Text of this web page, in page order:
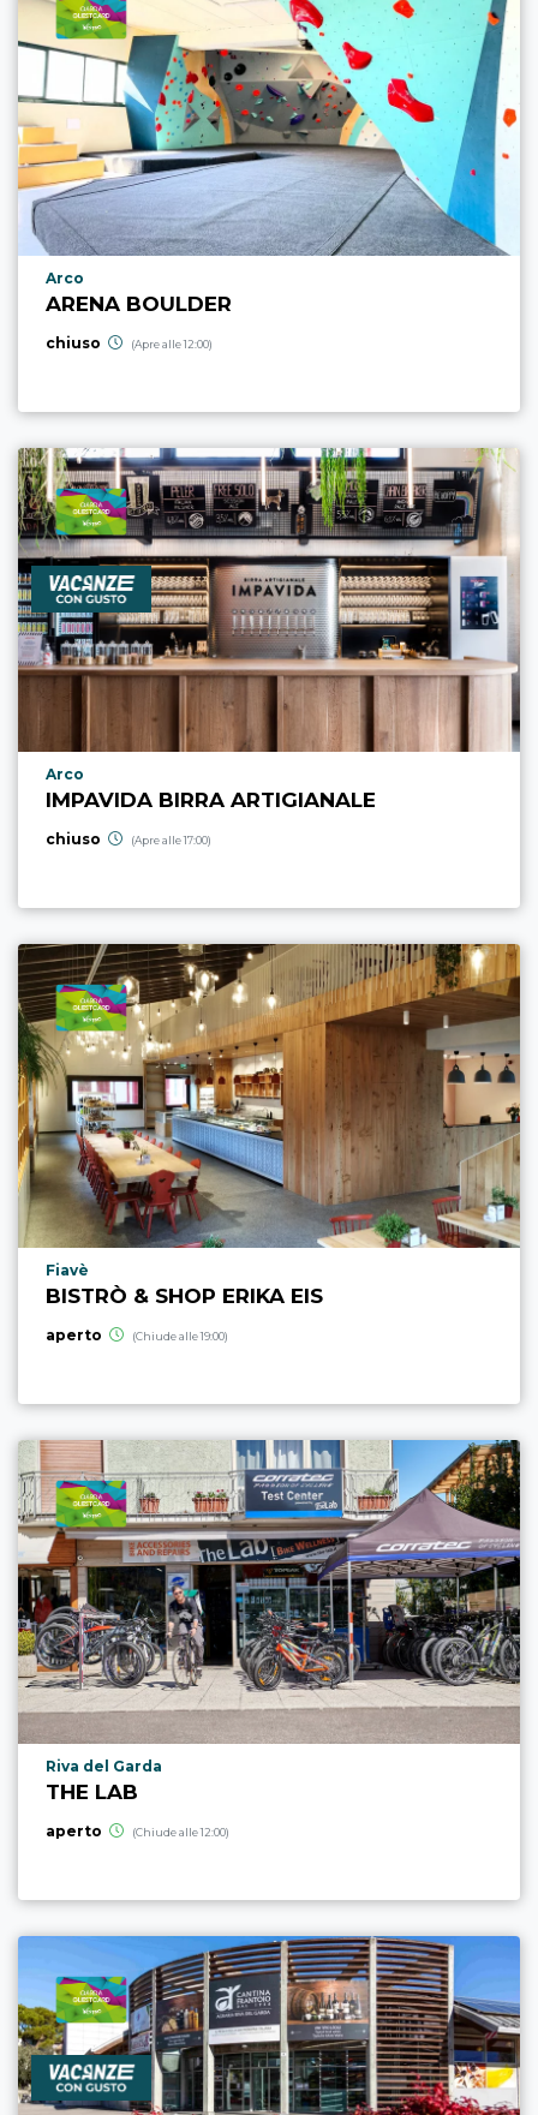
Località punto di interesse
Arco
ARENA BOULDER
chiuso (Apre alle 12:00)
Località punto di interesse
Arco
IMPAVIDA BIRRA ARTIGIANALE
chiuso (Apre alle 17:00)
Località punto di interesse
Fiavè
BISTRÒ & SHOP ERIKA EIS
aperto (Chiude alle 19:00)
Località punto di interesse
Riva del Garda
THE LAB
aperto (Chiude alle 12:00)